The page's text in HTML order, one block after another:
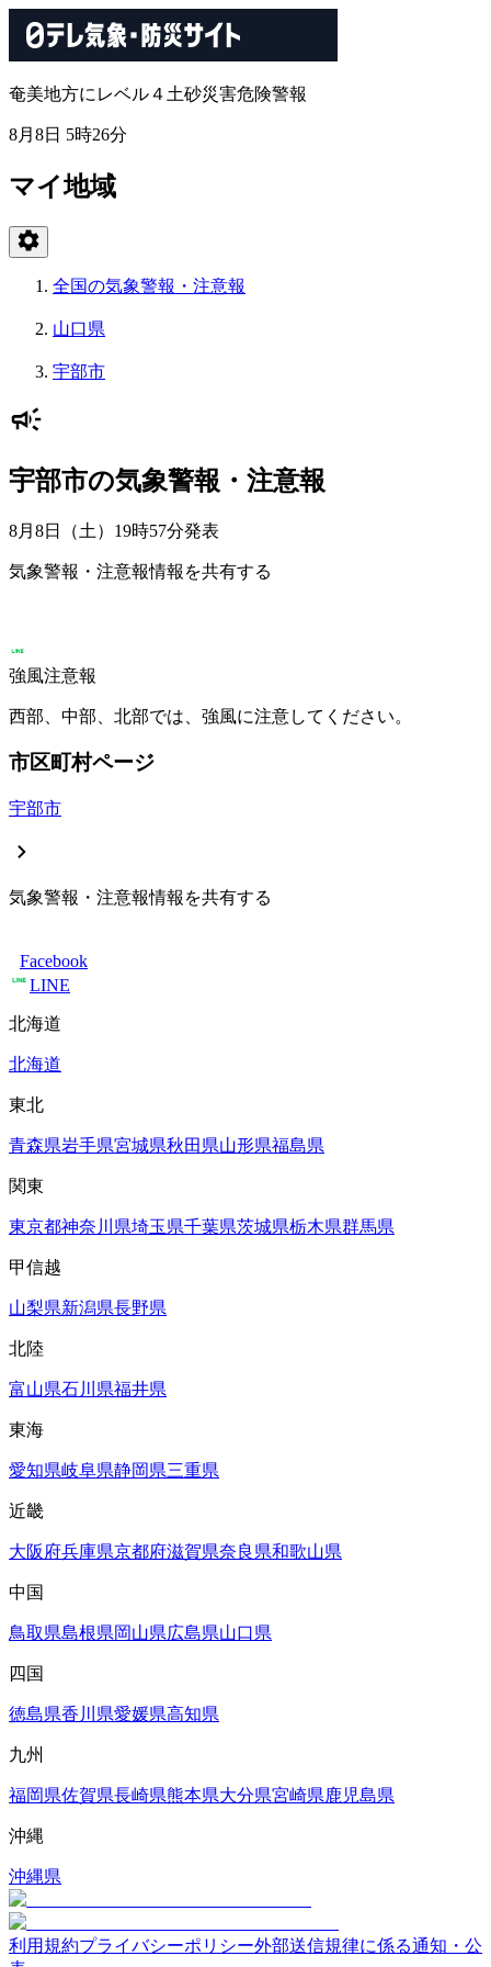
奄美地方にレベル４土砂災害危険警報
8月8日 5時26分
マイ地域
全国の気象警報・注意報
山口県
宇部市
宇部市の気象警報・注意報
8月8日（土）19時57分発表
気象警報・注意報情報を共有する
強風注意報
西部、中部、北部では、強風に注意してください。
市区町村ページ
宇部市
気象警報・注意報情報を共有する
Facebook
LINE
北海道
北海道
東北
青森県岩手県宮城県秋田県山形県福島県
関東
東京都神奈川県埼玉県千葉県茨城県栃木県群馬県
甲信越
山梨県新潟県長野県
北陸
富山県石川県福井県
東海
愛知県岐阜県静岡県三重県
近畿
大阪府兵庫県京都府滋賀県奈良県和歌山県
中国
鳥取県島根県岡山県広島県山口県
四国
徳島県香川県愛媛県高知県
九州
福岡県佐賀県長崎県熊本県大分県宮崎県鹿児島県
沖縄
沖縄県
利用規約プライバシーポリシー外部送信規律に係る通知・公